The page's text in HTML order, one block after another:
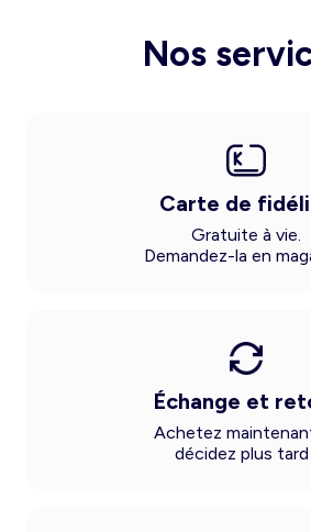
Nos
Carte de
Gratuite à vie.
Demandez-la en
Échange et
Achetez
décidez plus tard